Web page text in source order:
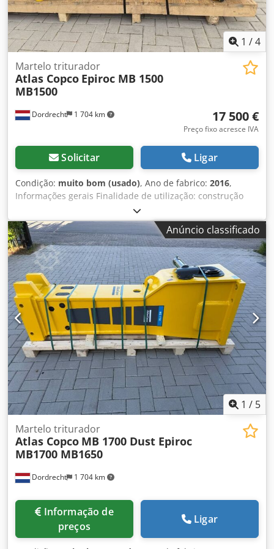
1 /4
Dordrecht 1 704 km
Martelo triturador
Atlas Copco Epiroc MB 1500
MB1500
17 500 €
Preço fixo acresce IVA
Solicitar Ligar
Condição: muito bom (usado), Ano de fabrico: 2016,
Informações gerais Finalidade de utilização: construção
Número de referência: 4 Pesos Peso em vazio: 1.300 kg
Funcionalidades Dimensões da área de carga: 200 x 70 x
60 cm Dcedpfxjvpq Tho Ai Tjk Marcação CE: sim
Manutenção, histórico e condição Número de
proprietários: 1 Condição técnica: muito boa Condição
visual: muito boa Informações adicionais Adequado para
as seguintes máquinas: 17-29 toneladas Condições de
entrega: EXW Pressão de trabalho: 160-180 bar Vazão
hidráulica necessária: 155 l/min Frequência de impacto:
330-680 Última inspeção: 02-01-2025 País de fabricação:
DE Informações adicionais Para mais informações, entre
em contato com Ö. Inalkac.
Anúncio classificado
1 / 5
Dordrecht 1 704 km
Martelo triturador
Atlas Copco MB 1700 Dust Epiroc
MB1700 MB1650
preços
Ligar